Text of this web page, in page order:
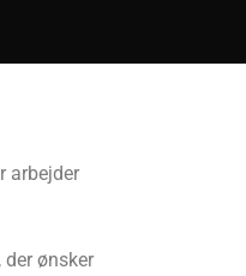
arbejder
ønsker